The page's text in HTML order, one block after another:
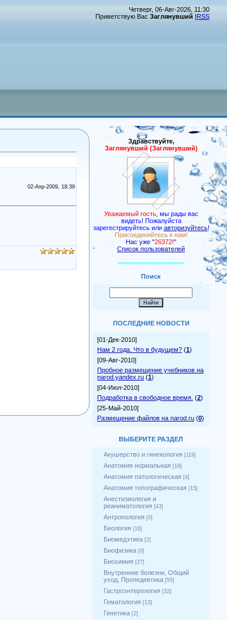
Четверг, 06-Авг-2026, 11:30
Приветствую Вас Заглянувший |RSS
02-Апр-2009, 18:39
Здравствуйте,
Заглянувший (Заглянувший)
Уважаемый гость, мы рады вас
видеть! Пожалуйста
зарегестрируйтесь или авторизуйтесь!
Присоединяйтесь к нам!
Нас уже "26372!"
Список пользователей
===================
Поиск
ПОСЛЕДНИЕ НОВОСТИ
[01-Дек-2010]
Нам 2 года. Что в будущем? (1)
[09-Авг-2010]
Пробное размещение учебников на
narod.yandex.ru (1)
[04-Июл-2010]
Подработка в свободное время. (2)
[25-Май-2010]
Размещение файлов на narod.ru (0)
ВЫБЕРИТЕ РАЗДЕЛ
Акушерство и гинекология [119]
Анатомия нормальная [19]
Анатомия патологическая [4]
Анатомия топографическая [15]
Анестизиология и
реаниматология [43]
Антропология [0]
Биология [16]
Биомедэтика [2]
Биофизика [0]
Биохимия [27]
Внутренние болезни, Общий
уход, Пропедевтика [55]
Гастроэнтерология [32]
Гематология [13]
Генетика [2]